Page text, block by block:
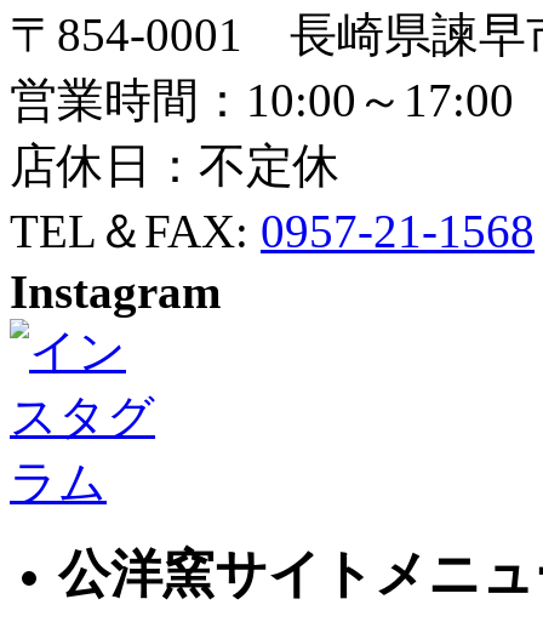
〒854-0001 長崎県諫早
営業時間：10:00～17:00
店休日：不定休
TEL＆FAX: 0957-21-1568
Instagram
公洋窯サイトメニ